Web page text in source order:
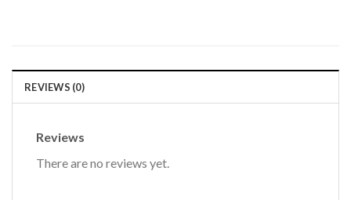
REVIEWS (0)
Reviews
There are no reviews yet.